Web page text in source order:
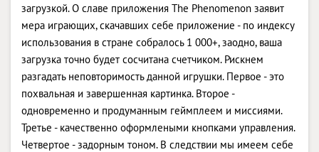
загрузкой. О славе приложения The Phenomenon заявит
мера играющих, скачавших себе приложение - по индексу
использования в стране собралось 1 000+, заодно, ваша
загрузка точно будет сосчитана счетчиком. Рискнем
разгадать неповторимость данной игрушки. Первое - это
похвальная и завершенная картинка. Второе -
одновременно и продуманным геймплеем и миссиями.
Третье - качественно оформлеными кнопками управления.
Четвертое - задорным тоном. В следствии мы имеем себе